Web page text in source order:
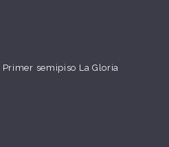
semipiso La Gloria